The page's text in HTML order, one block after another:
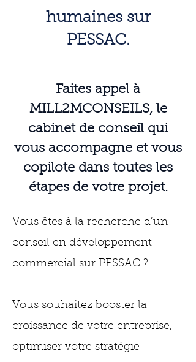
humaines sur
PESSAC.
Faites appel à
MILL2MCONSEILS, le
cabinet de conseil qui
vous accompagne et vous
copilote dans toutes les
étapes de votre projet.
Vous êtes à la recherche d’un
conseil en développement
commercial sur PESSAC ?
Vous souhaitez booster la
croissance de votre entreprise,
optimiser votre stratégie